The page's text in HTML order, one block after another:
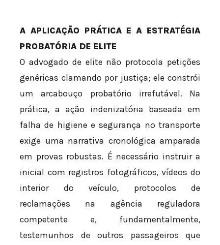
A APLICAÇÃO PRÁTICA E A ESTRATÉGIA
PROBATÓRIA DE ELITE
O advogado de elite não protocola petições
genéricas clamando por justiça; ele constrói
um arcabouço probatório irrefutável. Na
prática, a ação indenizatória baseada em
falha de higiene e segurança no transporte
exige uma narrativa cronológica amparada
em provas robustas. É necessário instruir a
inicial com registros fotográficos, vídeos do
interior do veículo, protocolos de
reclamações na agência reguladora
competente e, fundamentalmente,
testemunhos de outros passageiros que